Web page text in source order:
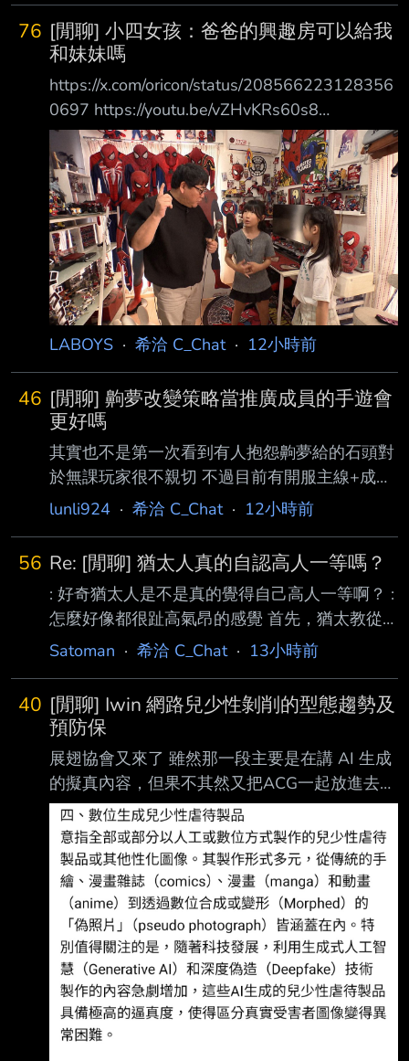
76 [閒聊] 小四女孩：爸爸的興趣房可以給我
和妹妹嗎
https://x.com/oricon/status/208566223128356
0697 https://youtu.be/vZHvKRs60s8
https://pbs.twimg.com/media/HPGTASWbcAA
2Kat.jpg https://i.meee.com.tw/kr1dUx6.png 日
綜 小四女孩的委託 她和妹妹都住同一個房間，
漸漸長大後想要一人一間房間 家裡的二樓，爸
爸一個人佔了兩間 一間擺滿自己的收藏，各種
蜘蛛人收藏品和其他玩具，還有電腦 一間是放
運動器材的 但是爸爸
LABOYS · 希洽 C_Chat· 12小時前
46 [閒聊] 齁夢改變策略當推廣成員的手遊會
更好嗎
其實也不是第一次看到有人抱怨齁夢給的石頭對
於無課玩家很不親切 不過目前有開服主線+成就
+連續登頂的石頭 大部分人其實都還是囤出不少
接 都從齁夢返流過去很多 ID的成員也表示有類
似情況 那與其在這個地方摳門 想著要把爛球的
損失撈回來 但造成玩家因為覺得過度摳門而流
失 不如把眼光放遠一些 多送多推廣 多留住開服
玩家 這樣能形成正向回饋機制 彼此拉抬人氣 這
樣會更好一些嗎？ 雖然我覺得在連續登頂情況
下 營運一定覺得他們做法很正確就是了QQ.... --
lunli924 · 希洽 C_Chat· 12小時前
56 Re: [閒聊] 猶太人真的自認高人一等嗎？
: 好奇猶太人是不是真的覺得自己高人一等啊？ :
怎麼好像都很趾高氣昂的感覺 首先，猶太教從
來沒說上帝只救猶太人。 猶太教中上帝的概念
上帝」。 但是迦勒底帝國尼布甲尼撒二世於西
元前六世紀初入侵猶大王國， 不僅摧毀所羅門
王聖殿，還將整批猶太人打包一起帶回巴比倫奴
役。 史稱「巴比倫之囚」。 這是一個可以從考
古成果來檢驗的真實歷史事件。 這時候猶太人
就開始想。 不是只有我們的神是真的嗎？ 既然
我們的神是真的，那為什麼我們會戰敗，還會過
得那麼慘？ 難道神不存在，不可能啊，
Satoman · 希洽 C_Chat· 13小時前
40 [閒聊] Iwin 網路兒少性剝削的型態趨勢及
預防保
展翅協會又來了 雖然那一段主要是在講 AI 生成
的擬真內容，但果不其然又把ACG一起放進去講
https://i.imgur.com/SAjbE4l.jpeg 全文：
https://www.facebook.com/share/p/1EUifUbdac
/ #i分享【網路兒少性剝削的型態趨勢及預防保
護】 台灣展翅協會秘書長及研究員陳逸玲、簡
郁諠（2025），根據全球兒童安全機構
（Childlig ht-Global Child Safety Institute）
2024年的研究指出，全世界每年有超過3億名